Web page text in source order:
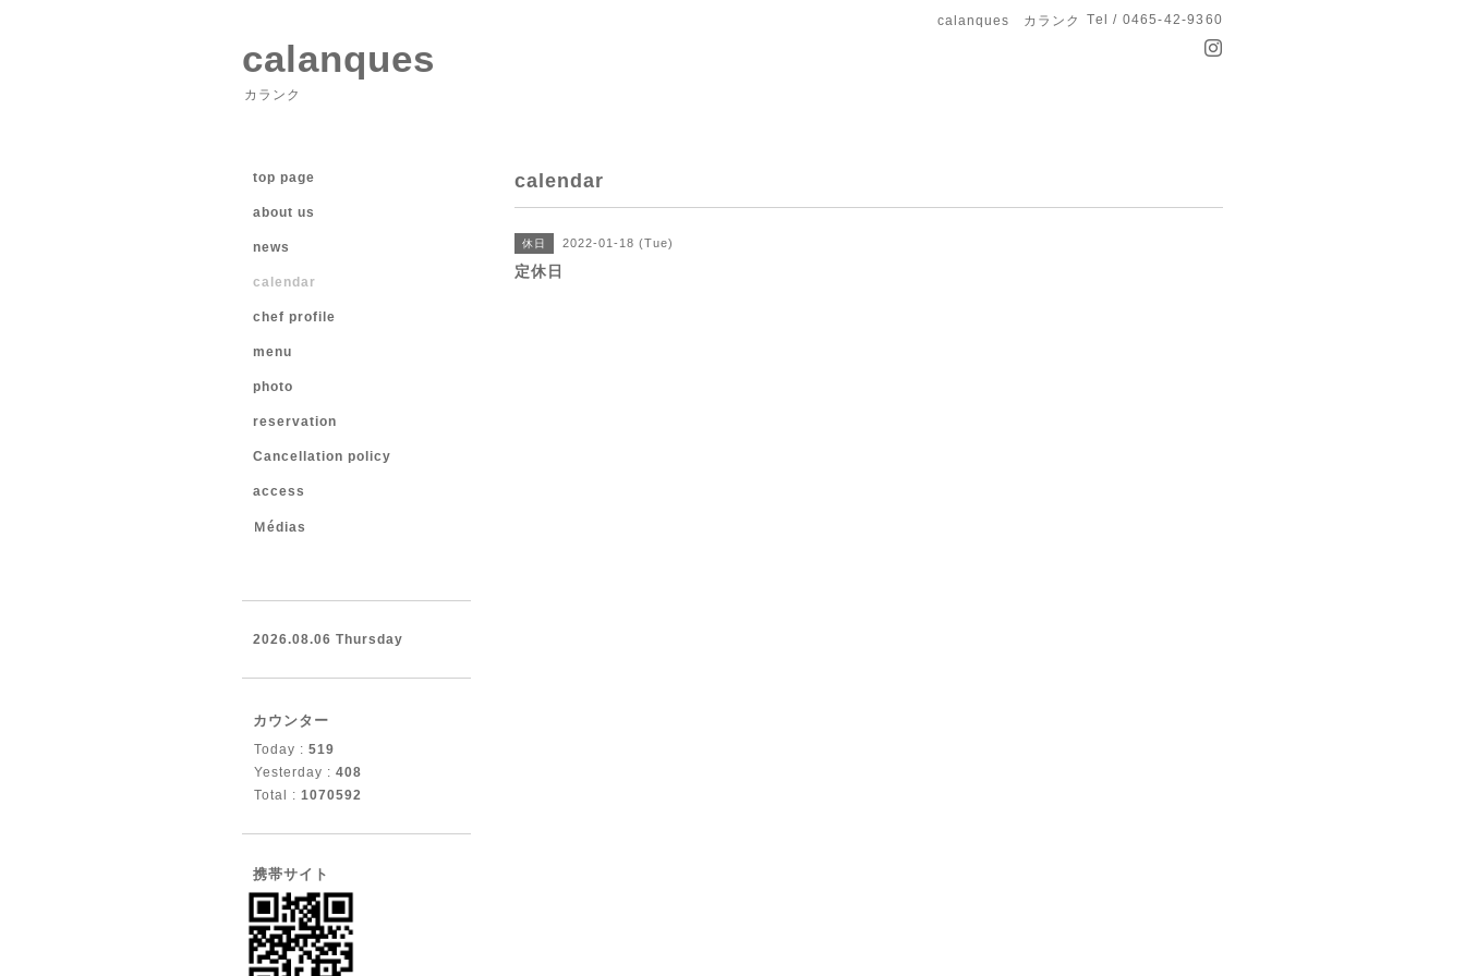
calanques カランク Tel / 0465-42-9360
calanques
カランク
calendar
休日 2022-01-18 (Tue)
定休日
top page
about us
news
calendar
chef profile
menu
photo
reservation
Cancellation policy
access
Ｍédias
2026.08.06 Thursday
カウンター
Today : 519
Yesterday : 408
Total : 1070592
携帯サイト